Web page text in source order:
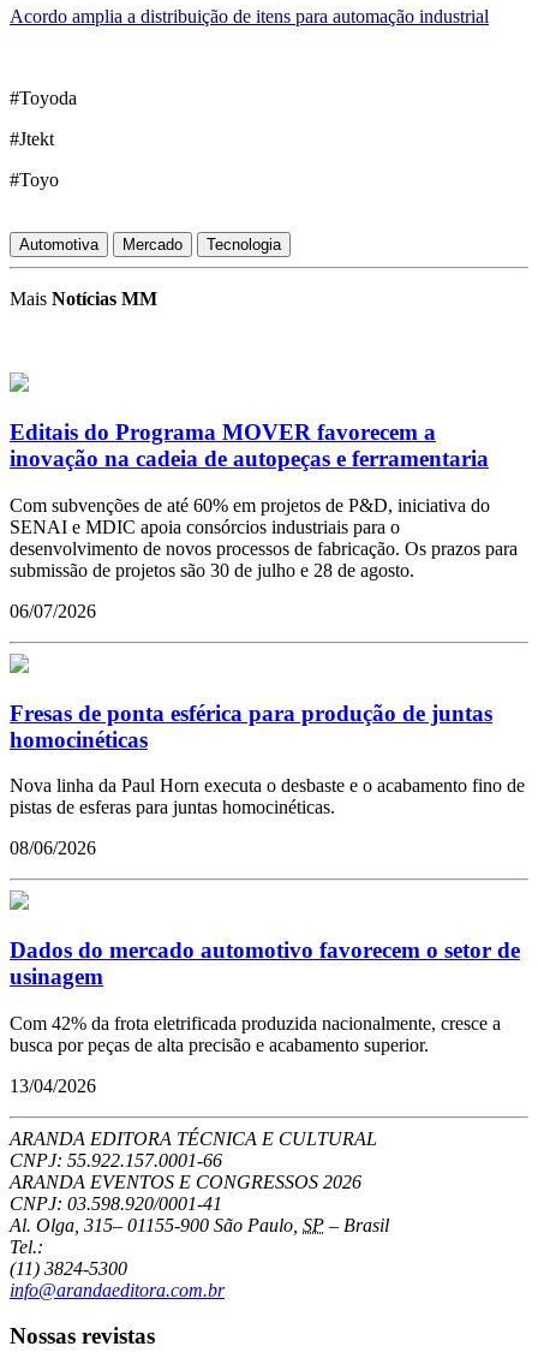
Acordo amplia a distribuição de itens para automação industrial
#Toyoda
#Jtekt
#Toyo
Automotiva Mercado Tecnologia
Mais Notícias MM
Editais do Programa MOVER favorecem a
inovação na cadeia de autopeças e ferramentaria
Com subvenções de até 60% em projetos de P&D, iniciativa do
SENAI e MDIC apoia consórcios industriais para o
desenvolvimento de novos processos de fabricação. Os prazos para
submissão de projetos são 30 de julho e 28 de agosto.
06/07/2026
Fresas de ponta esférica para produção de juntas
homocinéticas
Nova linha da Paul Horn executa o desbaste e o acabamento fino de
pistas de esferas para juntas homocinéticas.
08/06/2026
Dados do mercado automotivo favorecem o setor de
usinagem
Com 42% da frota eletrificada produzida nacionalmente, cresce a
busca por peças de alta precisão e acabamento superior.
13/04/2026
ARANDA EDITORA TÉCNICA E CULTURAL
CNPJ: 55.922.157.0001-66
ARANDA EVENTOS E CONGRESSOS 2026
CNPJ: 03.598.920/0001-41
Al. Olga, 315– 01155-900 São Paulo SP – Brasil
Tel.:
(11) 3824-5300
info@arandaeditora.com.br
Nossas revistas